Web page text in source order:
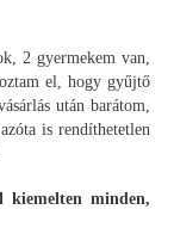
2 gyermekem van,
el, hogy gyűjtő
után barátom,
is rendíthetetlen
minden,